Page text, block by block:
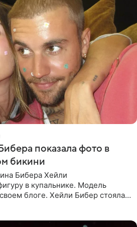
показала фото в
бикини
Бибера Хейли
в купальнике. Модель
блоге. Хейли Бибер стояла